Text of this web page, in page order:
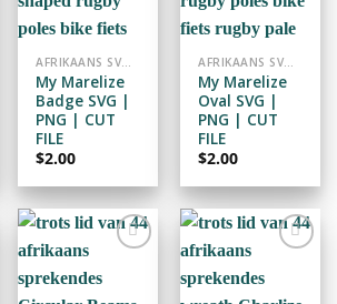
ADD TO
WISHLIST
AFRIKAANS SVG / PNG / CUTFILE
My Marelize
Badge SVG |
PNG | CUT
FILE
$2.00
ADD TO
WISHLIST
AFRIKAANS SVG / PNG / CUTFILE
My Marelize
Oval SVG |
PNG | CUT
FILE
$2.00